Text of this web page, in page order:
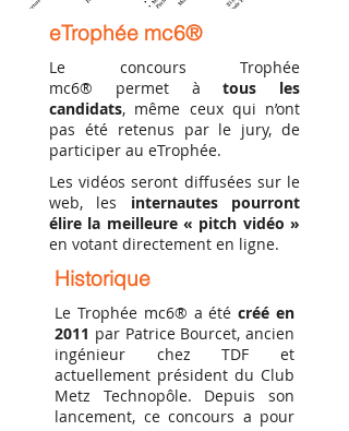
eTrophée mc6®
Le concours Trophée
mc6® permet àtous les
candidats, même ceux qui n’ont
pas été retenus par le jury, de
participer au eTrophée.
Les vidéos seront diffusées sur le
web, les internautes pourront
élire la meilleure « pitch vidéo »
en votant directement en ligne.
Historique
Le Trophée mc6® a étécréé en
2011 par Patrice Bourcet, ancien
ingénieur chez TDF et
actuellement président du Club
Metz Technopôle. Depuis son
lancement, ce concours a pour